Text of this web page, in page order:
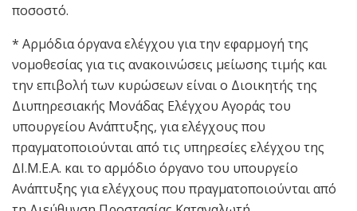
ποσοστό.
* Αρμόδια όργανα ελέγχου για την εφαρμογή της
νομοθεσίας για τις ανακοινώσεις μείωσης τιμής και
την επιβολή των κυρώσεων είναι ο Διοικητής της
Διυπηρεσιακής Μονάδας Ελέγχου Αγοράς του
υπουργείου Ανάπτυξης, για ελέγχους που
πραγματοποιούνται από τις υπηρεσίες ελέγχου της
ΔΙ.Μ.Ε.Α. και το αρμόδιο όργανο του υπουργείο
Ανάπτυξης για ελέγχους που πραγματοποιούνται από